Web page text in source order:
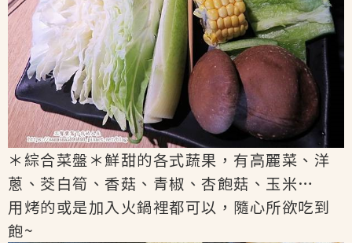
＊綜合菜盤＊鮮甜的各式蔬果，有高麗菜、洋
蔥、茭白筍、香菇、青椒、杏飽菇、玉米…
用烤的或是加入火鍋裡都可以，隨心所欲吃到
飽~